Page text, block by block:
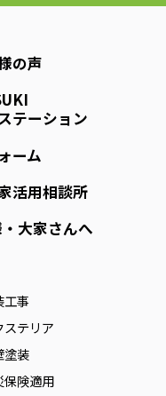
の声
テーション
ーム
活用相談所
大家さんへ
工事
ステリア
塗装
保険適用